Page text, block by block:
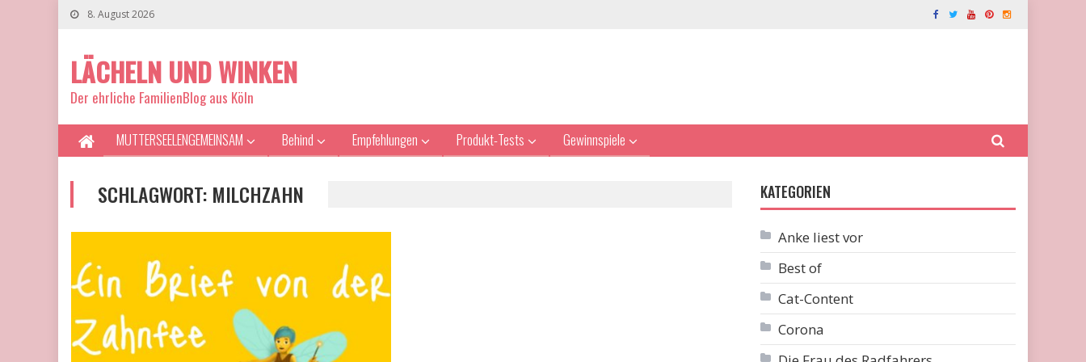
8. August 2026
LÄCHELN UND WINKEN
Der ehrliche FamilienBlog aus Köln
MUTTERSEELENGEMEINSAM Behind Empfehlungen Produkt-Tests Gewinnspiele
SCHLAGWORT: MILCHZAHN KATEGORIEN
Anke liest vor
Best of
Cat-Content
Corona